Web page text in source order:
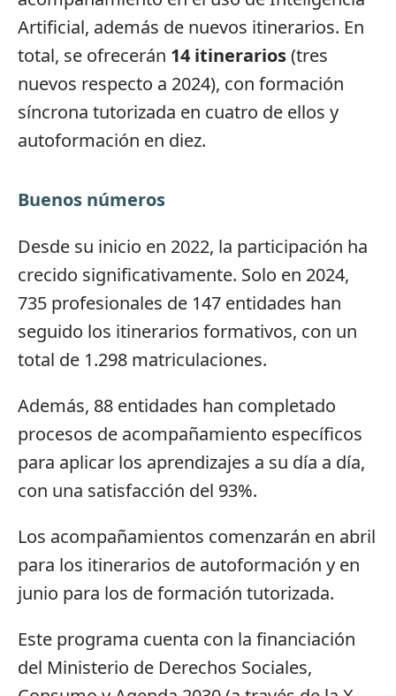
Artificial, además de nuevos itinerarios. En
total, se ofrecerán 14 itinerarios(tres
nuevos respecto a 2024), con formación
síncrona tutorizada en cuatro de ellos y
autoformación en diez.
Buenos números
Desde su inicio en 2022, la participación ha
crecido significativamente. Solo en 2024,
735 profesionales de 147 entidades han
seguido los itinerarios formativos, con un
total de 1.298 matriculaciones.
Además, 88 entidades han completado
procesos de acompañamiento específicos
para aplicar los aprendizajes a su día a día,
con una satisfacción del 93%.
Los acompañamientos comenzarán en abril
para los itinerarios de autoformación y en
junio para los de formación tutorizada.
Este programa cuenta con la financiación
del Ministerio de Derechos Sociales,